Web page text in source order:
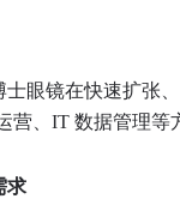
眼镜在快速扩张
营、IT 数据管理
求